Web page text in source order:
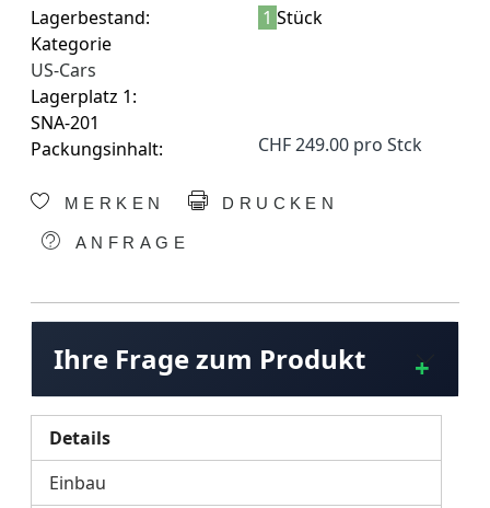
Lagerbestand:
1 Stück
Kategorie
US-Cars
Lagerplatz 1:
SNA-201
Packungsinhalt:
CHF 249.00 pro Stck
MERKEN DRUCKEN
ANFRAGE
Ihre Frage zum Produkt
Details
Einbau